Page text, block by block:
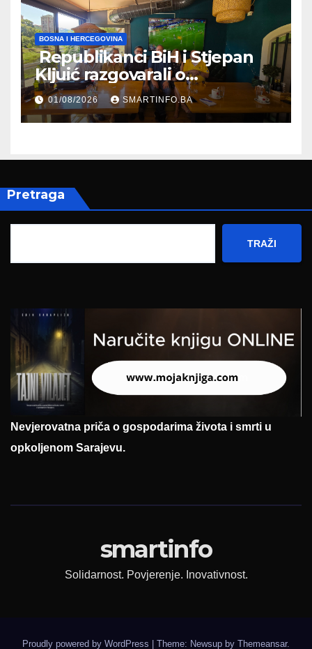
BOSNA I HERCEGOVINA
Republikanci BiH i Stjepan
Kljuić razgovarali o
evropskom putu Bosne i
Hercegovine
01/08/2026 SMARTINFO.BA
Pretraga
TRAŽI
Nevjerovatna priča o gospodarima života i smrti u
opkoljenom Sarajevu.
smartinfo
Solidarnost. Povjerenje. Inovativnost.
Proudly powered by WordPress Theme: Newsup by Themeansar.